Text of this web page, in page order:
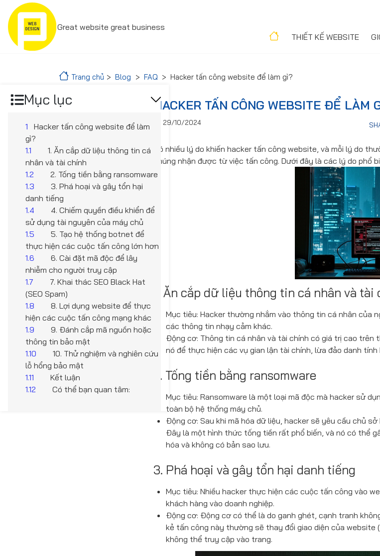
Great website great business
THIẾT KẾ WEBSITE
Trang chủ Blog FAQ Hacker tấn công website để làm gì?
HACKER TẤN CÔNG WEBSITE ĐỂ LÀM
29/10/2024
Có nhiều lý do khiến hacker tấn công website, và mỗi lý do
chúng nhận được từ việc tấn công. Dưới đây là các lý do
1. Ăn cắp dữ liệu thông tin cá nhân và tài
Mục tiêu: Hacker thường nhắm vào thông tin cá nhân của
các thông tin nhạy cảm khác.
Động cơ: Thông tin cá nhân và tài chính có giá trị cao
nó để thực hiện các vụ gian lận tài chính, lừa đảo danh
2. Tống tiền bằng ransomware
Mục tiêu: Ransomware là một loại mã độc mà hacker sử
toàn bộ hệ thống máy chủ.
Động cơ: Sau khi mã hóa dữ liệu, hacker sẽ yêu cầu chủ
Đây là một hình thức tống tiền rất phổ biến, và nó có thể
hóa và không có bản sao lưu.
3. Phá hoại và gây tổn hại danh tiếng
Mục tiêu: Nhiều hacker thực hiện các cuộc tấn công vào
khách hàng vào doanh nghiệp.
Động cơ: Động cơ có thể là do ganh ghét, cạnh tranh
kẻ tấn công này thường sẽ thay đổi giao diện của website
không thể truy cập vào trang.
Mục lục
1
Hacker tấn công website để làm
gì?
1.1
1. Ăn cắp dữ liệu thông tin cá
nhân và tài chính
1.2
2. Tống tiền bằng ransomware
1.3
3. Phá hoại và gây tổn hại
danh tiếng
1.4
4. Chiếm quyền điều khiển để
sử dụng tài nguyên của máy chủ
1.5
5. Tạo hệ thống botnet để
thực hiện các cuộc tấn công lớn hơn
1.6
6. Cài đặt mã độc để lây
nhiễm cho người truy cập
1.7
7. Khai thác SEO Black Hat
(SEO Spam)
1.8
8. Lợi dụng website để thực
hiện các cuộc tấn công mạng khác
1.9
9. Đánh cắp mã nguồn hoặc
thông tin bảo mật
1.10
10. Thử nghiệm và nghiên cứu
lỗ hổng bảo mật
1.11
Kết luận
1.12
Có thể bạn quan tâm: